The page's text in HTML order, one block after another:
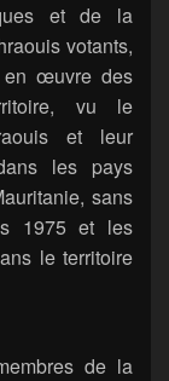
et de la
votants,
en œuvre des
vu le
et leur
les pays
sans
1975 et les
le territoire
de la